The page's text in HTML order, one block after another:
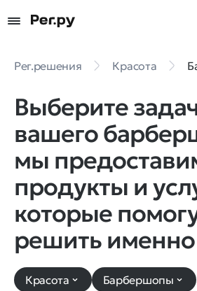
Рег.решения Красота
Выберите
вашего
мы
продукты и
которые
решить
Красота Барбершопы